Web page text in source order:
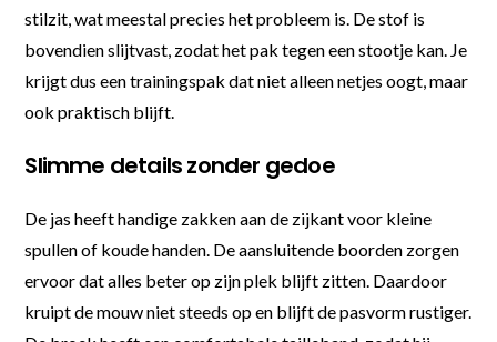
stilzit, wat meestal precies het probleem is. De stof is
bovendien slijtvast, zodat het pak tegen een stootje kan. Je
krijgt dus een trainingspak dat niet alleen netjes oogt, maar
ook praktisch blijft.
Slimme details zonder gedoe
De jas heeft handige zakken aan de zijkant voor kleine
spullen of koude handen. De aansluitende boorden zorgen
ervoor dat alles beter op zijn plek blijft zitten. Daardoor
kruipt de mouw niet steeds op en blijft de pasvorm rustiger.